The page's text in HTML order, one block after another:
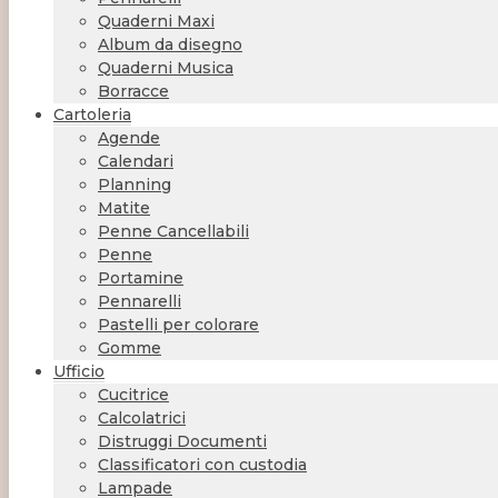
Quaderni Maxi
Album da disegno
Quaderni Musica
Borracce
Cartoleria
Agende
Calendari
Planning
Matite
Penne Cancellabili
Penne
Portamine
Pennarelli
Pastelli per colorare
Gomme
Ufficio
Cucitrice
Calcolatrici
Distruggi Documenti
Classificatori con custodia
Lampade